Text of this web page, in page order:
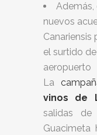
Además,
nuevos
Canariensis
el surtido
aeropuerto
La
vinos de
salidas